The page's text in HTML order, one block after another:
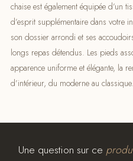
chaise est également équipée d’un
d’esprit supplémentaire dans votre
son dossier arrondi et ses
longs repas détendus. Les pieds
apparence uniforme et élégante, la
d’intérieur, du moderne au classique.
Une question sur ce